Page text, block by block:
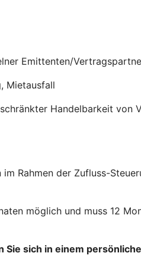
Emittenten/
Mietausfall
Handelbarkeit von
Rahmen der Zufluss-
möglich und muss 12
sich in einem